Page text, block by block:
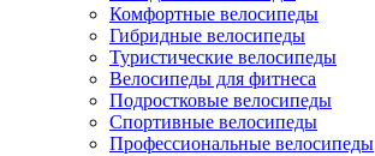
Комфортные велосипеды
Гибридные велосипеды
Туристические велосипеды
Велосипеды для фитнеса
Подростковые велосипеды
Спортивные велосипеды
Профессиональные велосипеды